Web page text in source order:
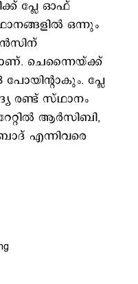
പ്ലേ ഓഫ്
ഒന്നും
ചെന്നൈയ്ക്ക്
പ്ലേ
രണ്ട് സ്ഥാനം
ആര്‍സിബി,
എന്നിവരെ